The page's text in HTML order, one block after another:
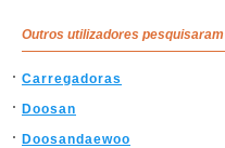
Outros utilizadores pesquisaram
Carregadoras
Doosan
Doosandaewoo